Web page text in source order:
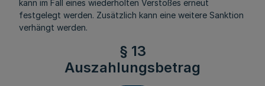
kann im Fall eines wiederholten Verstoßes erneut
festgelegt werden. Zusätzlich kann eine weitere Sanktion
verhängt werden.
§ 13
Auszahlungsbetrag